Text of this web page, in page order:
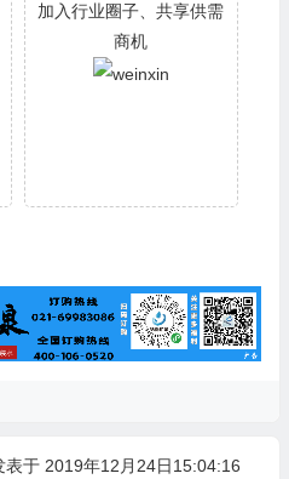
加入行业圈子、共享供需
商机
于 2019年12月24日15:04:16